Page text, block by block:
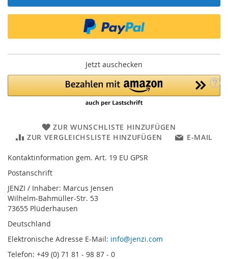
Jetzt auschecken
ZUR WUNSCHLISTE HINZUFÜGEN
ZUR VERGLEICHSLISTE HINZUFÜGEN
E-MAIL
Kontaktinformation gem. Art. 19 EU GPSR
Postanschrift
JENZI / Inhaber: Marcus Jensen
Wilhelm-Bahmüller-Str. 53
73655 Plüderhausen
Deutschland
Elektronische Adresse E-Mail: info@jenzi.com
Telefon: +49 (0) 71 81 - 98 87 - 0